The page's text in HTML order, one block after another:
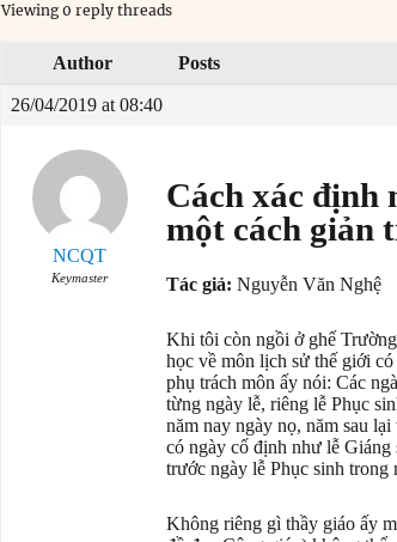
Viewing 0 reply threads
Author Posts
26/04/2019 at 08:40
NCQT
Keymaster
Cách xác định
một cách giản
Tác giả: Nguyễn Văn Nghệ
Khi tôi còn ngồi ở ghế
học về môn lịch sử thế giới
phụ trách môn ấy nói: Các
từng ngày lễ, riêng lễ Phục
năm nay ngày nọ, năm sau
có ngày cố định như lễ
trước ngày lễ Phục sinh trong
Không riêng gì thầy giáo ấy